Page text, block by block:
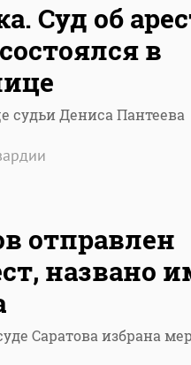
Суд об
в
судьи Дениса Пантеева
отправлен
названо
Саратова избрана